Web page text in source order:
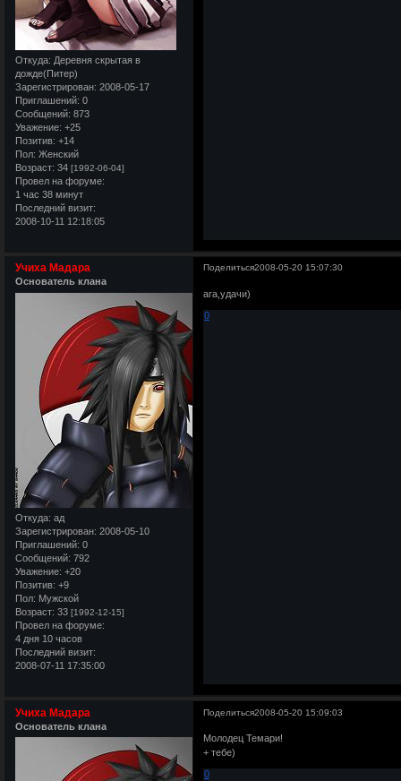
Откуда: Деревня скрытая в
дожде(Питер)
Зарегистрирован: 2008-05-17
Приглашений: 0
Сообщений: 873
Уважение: +25
Позитив: +14
Пол: Женский
Возраст: 34 [1992-06-04]
Провел на форуме:
1 час 38 минут
Последний визит:
2008-10-11 12:18:05
Поделиться2008-05-20 15:07:30
Учиха Мадара
Основатель клана
Откуда: ад
Зарегистрирован: 2008-05-10
Приглашений: 0
Сообщений: 792
Уважение: +20
Позитив: +9
Пол: Мужской
Возраст: 33 [1992-12-15]
Провел на форуме:
4 дня 10 часов
Последний визит:
2008-07-11 17:35:00
ага,удачи)
0
Поделиться2008-05-20 15:09:03
Учиха Мадара
Основатель клана
Молодец Темари!
+ тебе)
0